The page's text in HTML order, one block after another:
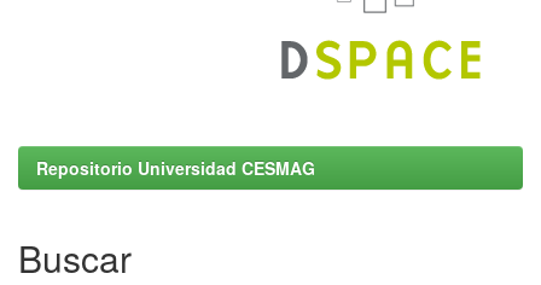
Repositorio Universidad CESMAG
Buscar